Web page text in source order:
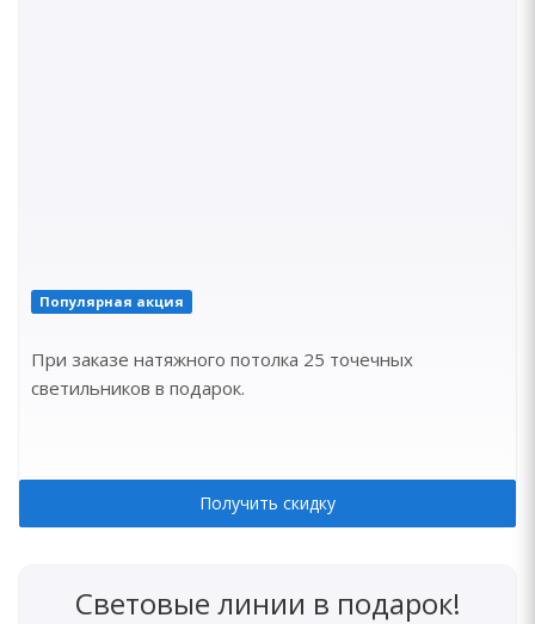
Популярная акция
При заказе натяжного потолка 25 точечных
светильников в подарок.
Получить скидку
Световые линии в подарок!